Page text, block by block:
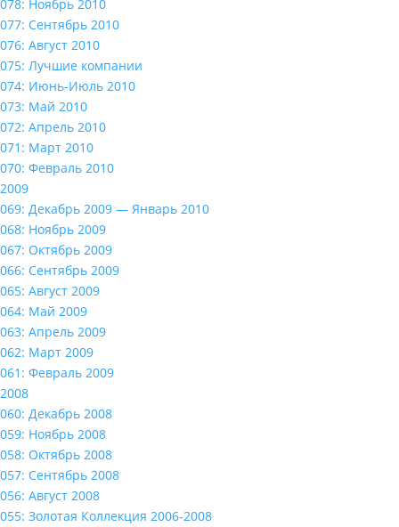
078: Ноябрь 2010
077: Сентябрь 2010
076: Август 2010
075: Лучшие компании
074: Июнь-Июль 2010
073: Май 2010
072: Апрель 2010
071: Март 2010
070: Февраль 2010
2009
069: Декабрь 2009 — Январь 2010
068: Ноябрь 2009
067: Октябрь 2009
066: Сентябрь 2009
065: Август 2009
064: Май 2009
063: Апрель 2009
062: Март 2009
061: Февраль 2009
2008
060: Декабрь 2008
059: Ноябрь 2008
058: Октябрь 2008
057: Сентябрь 2008
056: Август 2008
055: Золотая Коллекция 2006-2008